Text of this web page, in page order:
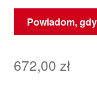
Powiadom,
672,00 zł